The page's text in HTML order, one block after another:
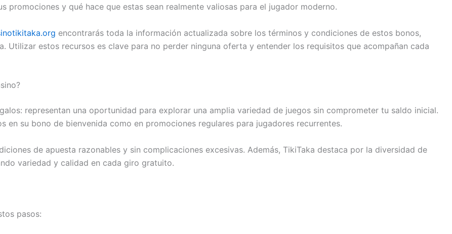
promociones y qué hace que estas sean realmente valiosas para el jugador moderno.
encontrarás toda la información actualizada sobre los términos y condiciones de estos bonos,
Utilizar estos recursos es clave para no perder ninguna oferta y entender los requisitos que acompañan cada
representan una oportunidad para explorar una amplia variedad de juegos sin comprometer tu saldo inicial.
en su bono de bienvenida como en promociones regulares para jugadores recurrentes.
de apuesta razonables y sin complicaciones excesivas. Además, TikiTaka destaca por la diversidad de
variedad y calidad en cada giro gratuito.
pasos: